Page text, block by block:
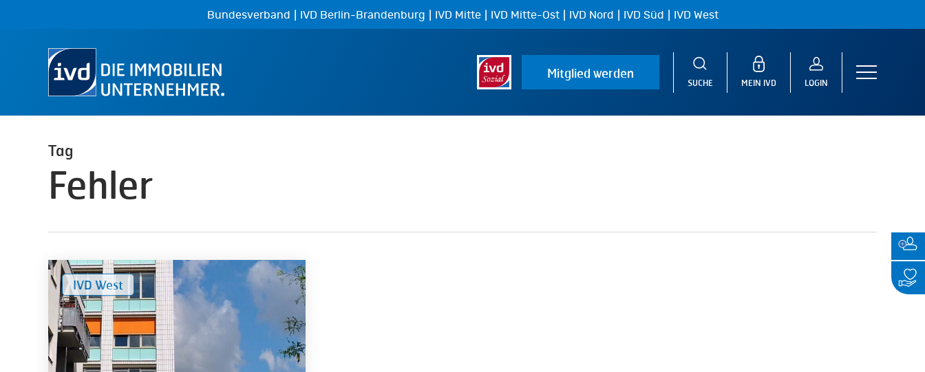
Bundesverband | IVD Berlin-Brandenburg | IVD Mitte | IVD Mitte-Ost | IVD Nord | IVD Süd | IVD West
Mitglied werden
SUCHE MEIN IVD LOGIN
Menu
Tag
Fehler
Wohnungskauf:
5
Tipps
für
Kapitalanleger
IVD West